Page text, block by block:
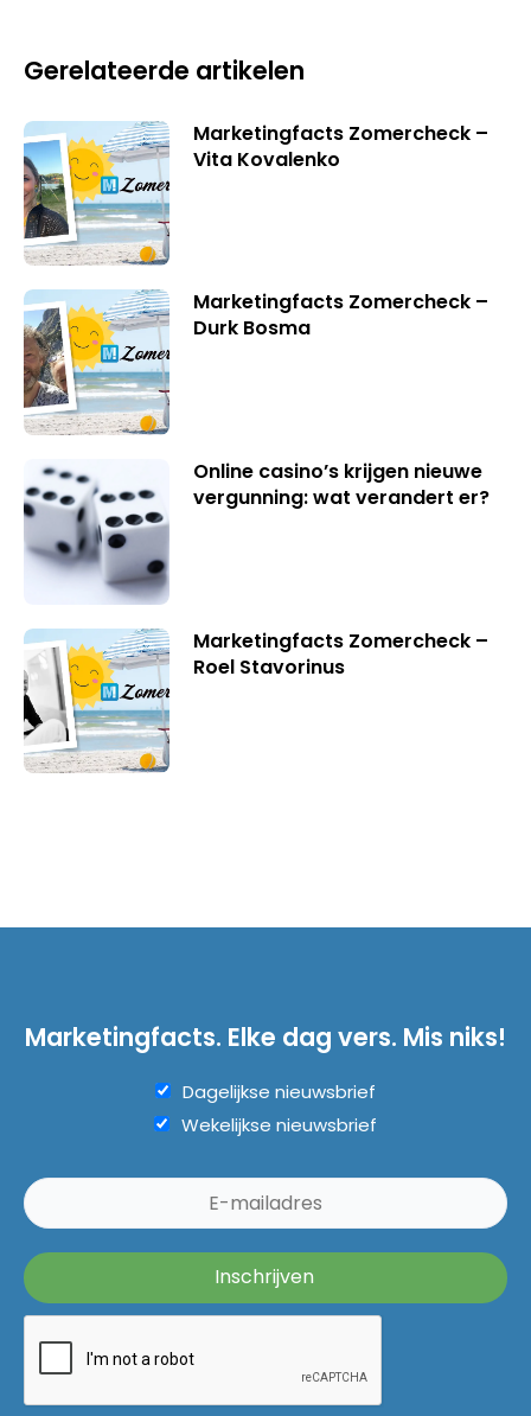
Gerelateerde artikelen
Marketingfacts Zomercheck –
Vita Kovalenko
Marketingfacts Zomercheck –
Durk Bosma
Online casino’s krijgen nieuwe
vergunning: wat verandert er?
Marketingfacts Zomercheck –
Roel Stavorinus
Marketingfacts. Elke dag vers. Mis niks!
Dagelijkse nieuwsbrief
Wekelijkse nieuwsbrief